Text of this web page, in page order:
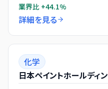
業界比 +44.1%
詳細を見る
化学
日本ペイントホールディ